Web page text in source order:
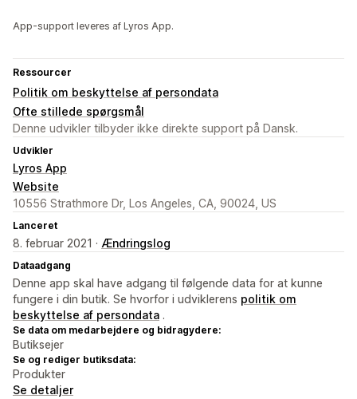
App-support leveres af Lyros App.
Ressourcer
Politik om beskyttelse af persondata
Ofte stillede spørgsmål
Denne udvikler tilbyder ikke direkte support på Dansk.
Udvikler
Lyros App
Website
10556 Strathmore Dr, Los Angeles, CA, 90024, US
Lanceret
8. februar 2021 · Ændringslog
Dataadgang
Denne app skal have adgang til følgende data for at kunne
fungere i din butik. Se hvorfor i udviklerens politik om
beskyttelse af persondata .
Se data om medarbejdere og bidragydere:
Butiksejer
Se og rediger butiksdata:
Produkter
Se detaljer